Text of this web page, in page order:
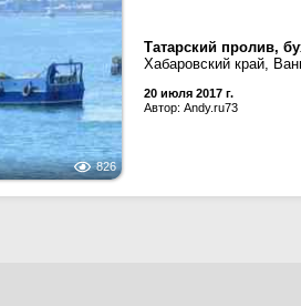
826
Татарский пролив,
Хабаровский край,
20 июля 2017 г.
Автор: Andy.ru73